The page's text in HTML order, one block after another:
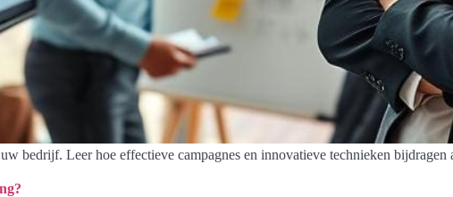
bedrijf. Leer hoe effectieve campagnes en innovatieve technieken bijdragen